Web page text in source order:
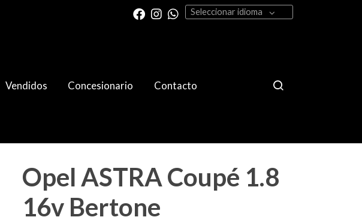
Seleccionar idioma
Vendidos Concesionario Contacto
Opel ASTRA Coupé 1.8
16v Bertone